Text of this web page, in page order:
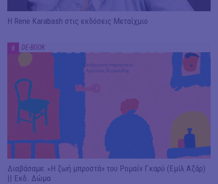
Η Rene Karabash στις εκδόσεις Μεταίχμιο
# DE-BOOK
Διαβάσαμε: «Η ζωή μπροστά» του Ρομαίν Γκαρύ (Εμίλ Αζάρ)
|| Εκδ. Δώμα